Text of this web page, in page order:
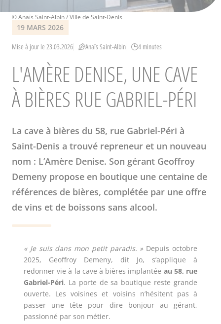
19 MARS 2026
Mise à jour le 23.03.2026 Anaïs Saint-Albin 4 minutes
L'AMÈRE DENISE, UNE CAVE
À BIÈRES RUE GABRIEL-PÉRI
Crédits
© Anaïs Saint-Albin / Ville de Saint-Denis
La cave à bières du 58, rue Gabriel-Péri à
Saint-Denis a trouvé repreneur et un nouveau
nom : L’Amère Denise. Son gérant Geoffroy
Demeny propose en boutique une centaine de
références de bières, complétée par une offre
de vins et de boissons sans alcool.
« Je suis dans mon petit paradis. » Depuis octobre
2025, Geoffroy Demeny, dit Jo, s’applique à
redonner vie à la cave à bières implantée au 58, rue
Gabriel-Péri. La porte de sa boutique reste grande
ouverte. Les voisines et voisins n’hésitent pas à
passer une tête pour dire bonjour au gérant,
passionné par son métier.